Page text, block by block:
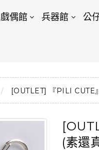
戲偶館 兵器館 公
[OUTLET] 『PILI CUTE
(素還